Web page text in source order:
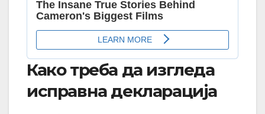
Како треба да изгледа
исправна декларација